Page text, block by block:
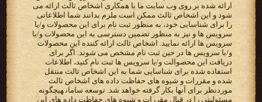
‫ارائه شده بر روی وب سایت ما با همکاری اشخاص ثالث ارائه می
شود و این اشخاص ثالث ممکن است ملزم بدانند شما‬ ‫اطلاعاتی
را برای شناسایی خود، به منظور ثبت نام برای این محصولات و/یا
سرویس ها و نیز به منظور تضمین دسترسی به‬ ‫این محصولات و/یا
سرویس ها ارائه نمایید. اشخاص ثالث ارائه کننده این محصولات
و/یا سرویس ها در حین ثبت نام مشخص‬ ‫می شوند. اگر برای
دریافت این محصوالت و/یا سرویس ها ثبت نام کنید، اطلاعات
استفاده شده برای شناسایی شما به این‬ ‫اشخاص ثالث منتقل
شده و مقررات و شیوه های حفاظت داده های اشخاص ثالث
موردنظر برای آنها بکار گرفته خواهد شد.‬ ‫‪ توسعه سامان‬هیچگونه
مسئولیتی را در قبال مقررات و شیوه های حفاظت داده های این